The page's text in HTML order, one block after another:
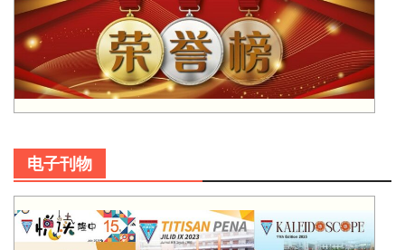
电子刊物